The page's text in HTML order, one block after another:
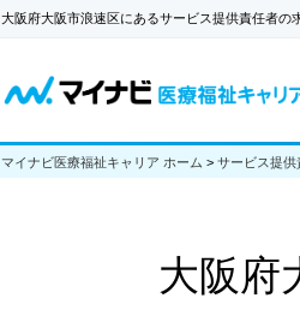
大阪府大阪市浪速区にあるサービス提供責任者の
マイナビ医療福祉キャリア ホーム > サービス提供
大阪府